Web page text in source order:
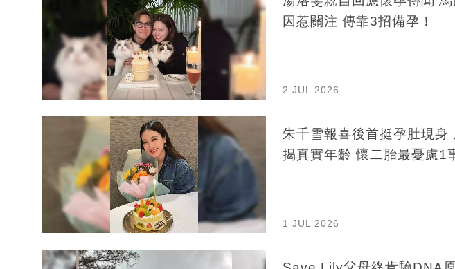
因惹關注 傳靠3招備孕！
2 JUL 2026
朱千雪報喜後首挺孕肚現身
揭真實年齡 懷二胎最憂慮1
1 JUL 2026